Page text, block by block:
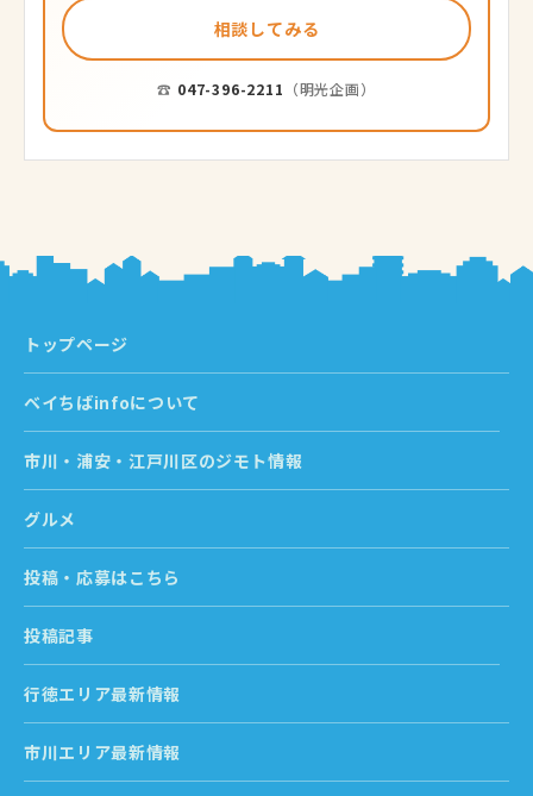
相談してみる
☎ 047-396-2211 （明光企画）
トップページ
ベイちばinfoについて
市川・浦安・江戸川区のジモト情報
グルメ
投稿・応募はこちら
投稿記事
行徳エリア最新情報
市川エリア最新情報